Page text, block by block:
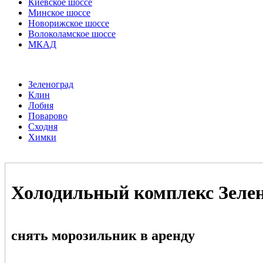
Киевское шоссе
Минское шоссе
Новорижское шоссе
Волоколамское шоссе
МКАД
Зеленоград
Клин
Лобня
Поварово
Сходня
Химки
Холодильный комплекс
снять морозильник в аренду